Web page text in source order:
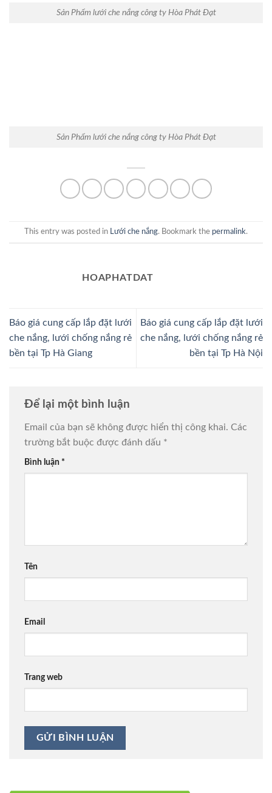
Sản Phẩm lưới che nắng công ty Hòa Phát Đạt
Sản Phẩm lưới che nắng công ty Hòa Phát Đạt
This entry was posted in Lưới che nắng. Bookmark the permalink.
HOAPHATDAT
Báo giá cung cấp lắp đặt lưới
che nắng, lưới chống nắng rẻ
bền tại Tp Hà Giang
Báo giá cung cấp lắp đặt lưới
che nắng, lưới chống nắng rẻ
bền tại Tp Hà Nội
Để lại một bình luận
Email của bạn sẽ không được hiển thị công khai. Các
trường bắt buộc được đánh dấu *
Bình luận *
Tên
Email
Trang web